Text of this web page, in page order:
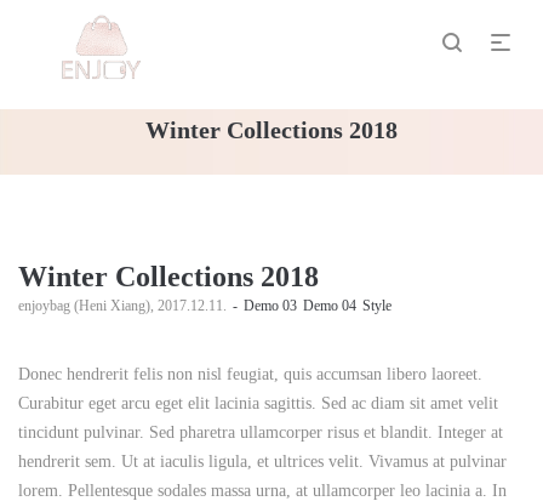
Winter Collections 2018
Winter Collections 2018
by
enjoybag (Heni Xiang) 2017.12.11. Demo 03 Demo 04 Style
Donec hendrerit felis non nisl feugiat, quis accumsan libero laoreet.
Curabitur eget arcu eget elit lacinia sagittis. Sed ac diam sit amet velit
tincidunt pulvinar. Sed pharetra ullamcorper risus et blandit. Integer at
hendrerit sem. Ut at iaculis ligula, et ultrices velit. Vivamus at pulvinar
lorem. Pellentesque sodales massa urna, at ullamcorper leo lacinia a. In